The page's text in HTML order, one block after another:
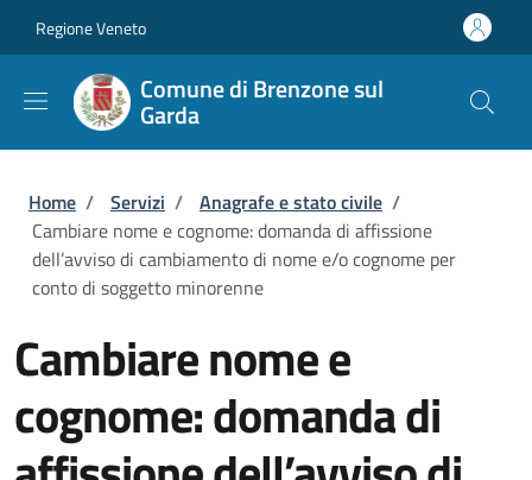
Regione Veneto
Comune di Brenzone sul
Garda
Briciole di pane
Home / Servizi / Anagrafe e stato civile /
Cambiare nome e cognome: domanda di affissione
dell’avviso di cambiamento di nome e/o cognome per
conto di soggetto minorenne
Cambiare nome e
cognome: domanda di